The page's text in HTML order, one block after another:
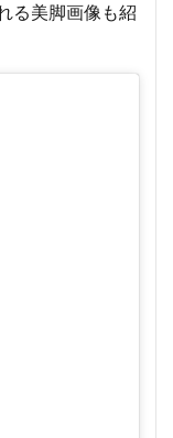
る美脚画像も紹